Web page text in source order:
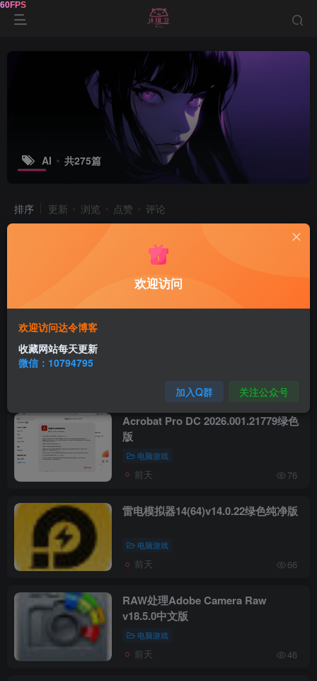
AI 共275篇
排序 更新 浏览 点赞 评论
Acrobat Pro DC 2026.001.21779中文
直装版
电脑游戏
7小时前
Acrobat Pro DC 2026.001.21779绿色
版
电脑游戏
前天 76
雷电模拟器14(64)v14.0.22绿色纯净版
电脑游戏
前天 66
RAW处理Adobe Camera Raw
v18.5.0中文版
电脑游戏
前天 46
欢迎访问
欢迎访问达令博客
收藏网站每天更新
微信：10794795
加入Q群 关注公众号